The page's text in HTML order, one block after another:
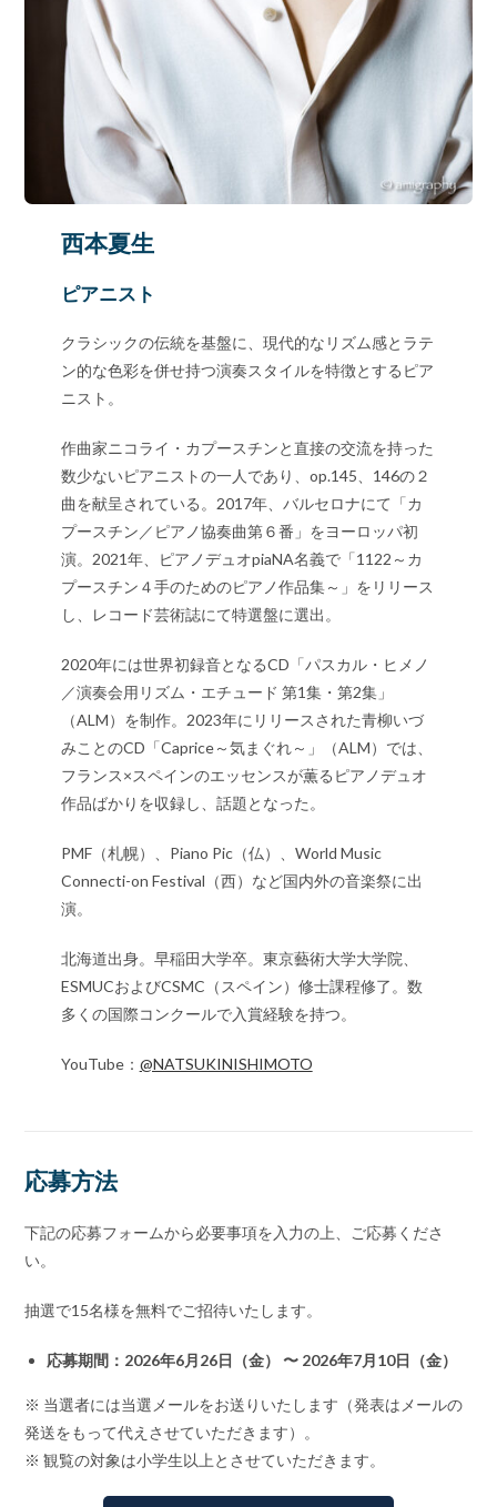
西本夏生
ピアニスト
クラシックの伝統を基盤に、現代的なリズム感とラテ
ン的な色彩を併せ持つ演奏スタイルを特徴とするピア
ニスト。
作曲家ニコライ・カプースチンと直接の交流を持った
数少ないピアニストの一人であり、op.145、146の２
曲を献呈されている。2017年、バルセロナにて「カ
プースチン／ピアノ協奏曲第６番」をヨーロッパ初
演。2021年、ピアノデュオpiaNA名義で「1122～カ
プースチン４手のためのピアノ作品集～」をリリース
し、レコード芸術誌にて特選盤に選出。
2020年には世界初録音となるCD「パスカル・ヒメノ
／演奏会用リズム・エチュード 第1集・第2集」
（ALM）を制作。2023年にリリースされた青柳いづ
みことのCD「Caprice～気まぐれ～」（ALM）では、
フランス×スペインのエッセンスが薫るピアノデュオ
作品ばかりを収録し、話題となった。
PMF（札幌）、Piano Pic（仏）、World Music
Connecti-on Festival（西）など国内外の音楽祭に出
演。
北海道出身。早稲田大学卒。東京藝術大学大学院、
ESMUCおよびCSMC（スペイン）修士課程修了。数
多くの国際コンクールで入賞経験を持つ。
YouTube： @NATSUKINISHIMOTO
応募方法
下記の応募フォームから必要事項を入力の上、ご応募くださ
い。
抽選で15名様を無料でご招待いたします。
応募期間：2026年6月26日（金） 〜 2026年7月10日（金）
※ 当選者には当選メールをお送りいたします（発表はメールの
発送をもって代えさせていただきます）。
※ 観覧の対象は小学生以上とさせていただきます。